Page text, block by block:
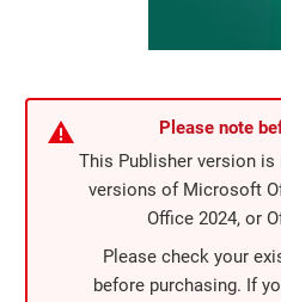
Please note
This Publisher version
versions of Microsoft
Office 2024, or
Please check your
before purchasing. If